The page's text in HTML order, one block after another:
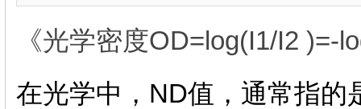
《光学密度OD=log(I1/I2 )=-
在光学中，ND值，通常指的